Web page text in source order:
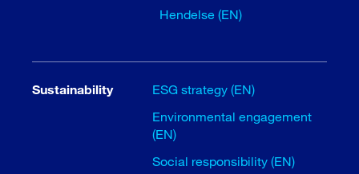
Hendelse (EN)
Sustainability
ESG strategy (EN)
Environmental engagement
(EN)
Social responsibility (EN)